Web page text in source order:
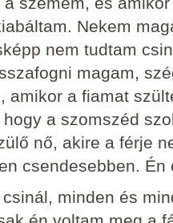
Nekem
nem tudtam
magam,
amikor a fiamat
a szomszéd
nő, akire a férje
csendesebben. Én
minden és